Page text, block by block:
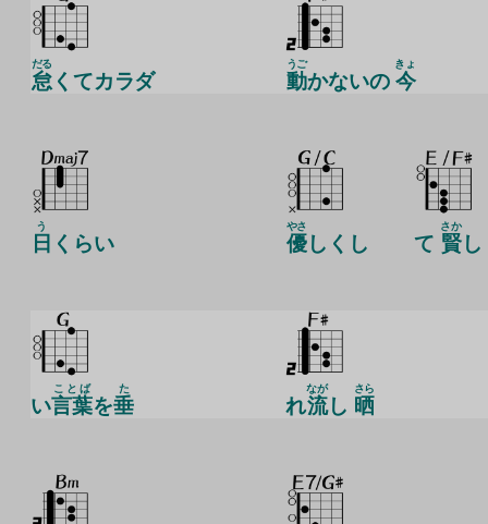
怠
だる
くてカラダ 動
うご
かないの 今
きょ
日
う
くらい 優
やさ
しくし て 賢
さか
し
い言葉
ことば
を垂
た
れ流
なが
し 晒
さら